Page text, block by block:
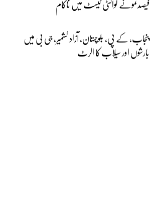
پنجاب، کے پی، بلوچستان، آزاد کشمیر، جی بی میں
بارشوں اور سیلاب کا الرٹ